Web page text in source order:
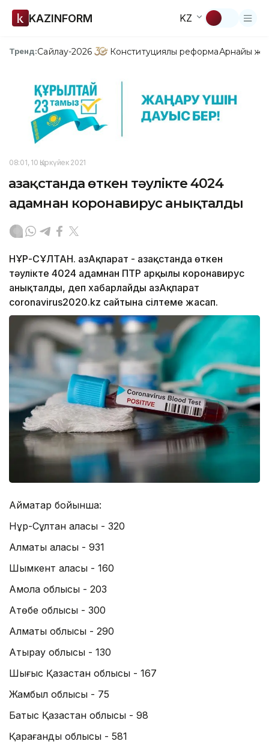
KAZINFORM KZ
Тренд:Сайлау-2026 Конституциялық реформаАрнайы
08:01, 10 Қыркүйек 2021
Қазақстанда өткен тәулікте 4024
адамнан коронавирус анықталды
НҰР-СҰЛТАН. ҚазАқпарат - Қазақстанда өткен
тәулікте 4024 адамнан ПТР арқылы коронавирус
анықталды, деп хабарлайды ҚазАқпарат
coronavirus2020.kz сайтына сілтеме жасап.
Аймақтар бойынша:
Нұр-Сұлтан қаласы - 320
Алматы қаласы - 931
Шымкент қаласы - 160
Ақмола облысы - 203
Ақтөбе облысы - 300
Алматы облысы - 290
Атырау облысы - 130
Шығыс Қазақстан облысы - 167
Жамбыл облысы - 75
Батыс Қазақстан облысы - 98
Қарағанды облысы - 581